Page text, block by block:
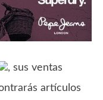
, sus ventas
artículos